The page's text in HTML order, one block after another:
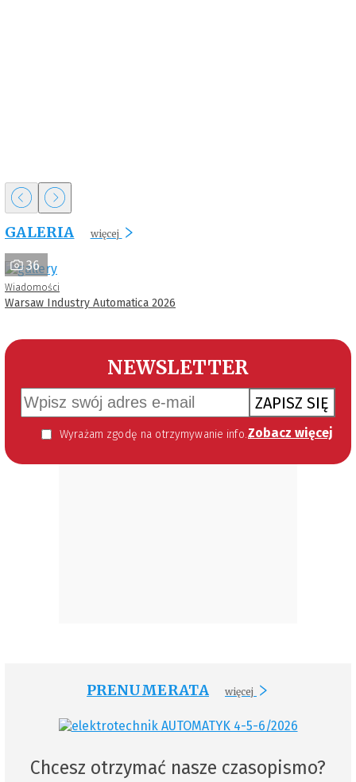
GALERIA więcej
36
Wiadomości
Warsaw Industry Automatica 2026
NEWSLETTER
ZAPISZ SIĘ
Wyrażam zgodę na otrzymywanie informacji handlowej kierowanej do mnie za pomocą środków komunikacji elektronicznej w szczególności poczty elektronicznej zgodnie z przepisem art. 10 ust 2 ustawy z dnia 18 lipca 2002 roku o świadczeniu usług drogą elektroniczną (Dz. U. 144 z 2002 r. poz. 1204). Zgoda jest dobrowolna, jednak jej wyrażenie jest konieczne, aby otrzymywać newsletter. Zobacz więcej
PRENUMERATA więcej
Chcesz otrzymać nasze czasopismo?